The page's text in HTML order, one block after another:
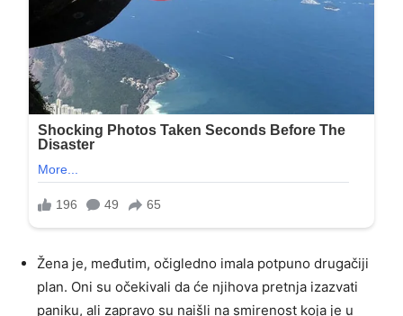
Žena je, međutim, očigledno imala potpuno drugačiji
plan. Oni su očekivali da će njihova pretnja izazvati
paniku, ali zapravo su naišli na smirenost koja je u